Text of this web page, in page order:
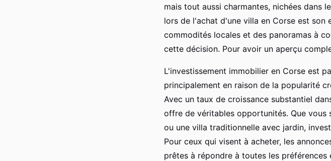
mais tout aussi charmantes, nichées dans
lors de l'achat d'une villa en Corse est son
commodités locales et des panoramas à
cette décision. Pour avoir un aperçu
L'investissement immobilier en Corse est
principalement en raison de la popularité
Avec un taux de croissance substantiel
offre de véritables opportunités. Que
ou une villa traditionnelle avec jardin,
Pour ceux qui visent à acheter, les
prêtes à répondre à toutes les préférences